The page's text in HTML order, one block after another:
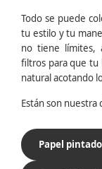
Todo se puede
tu estilo y tu
no tiene límites,
filtros para que tu
natural acotando
Están son nuestra
Papel